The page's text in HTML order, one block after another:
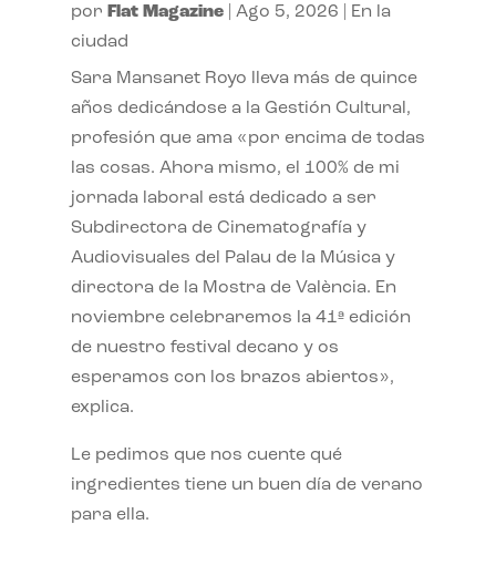
por Flat Magazine| Ago 5, 2026
En la
ciudad
Sara Mansanet Royo lleva más de quince
años dedicándose a la Gestión Cultural,
profesión que ama «por encima de todas
las cosas. Ahora mismo, el 100% de mi
jornada laboral está dedicado a ser
Subdirectora de Cinematografía y
Audiovisuales del Palau de la Música y
directora de la Mostra de València. En
noviembre celebraremos la 41ª edición
de nuestro festival decano y os
esperamos con los brazos abiertos»,
explica.
Le pedimos que nos cuente qué
ingredientes tiene un buen día de verano
para ella.